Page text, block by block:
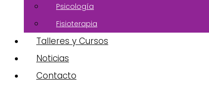
Psicología
Fisioterapia
Talleres y Cursos
Noticias
Contacto